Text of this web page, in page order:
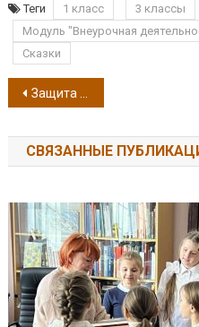
Теги 1 класс 3 классы
Модуль "Внеурочная
Сказки
Навигация по
Защита проектов 10-А класса
СВЯЗАННЫЕ